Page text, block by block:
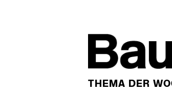
THEMA DER